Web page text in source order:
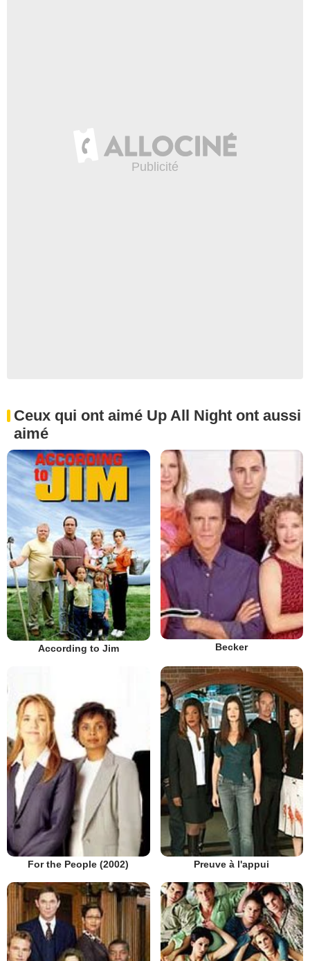
Ceux qui ont aimé Up All Night ont aussi
aimé
According to Jim Becker
For the People (2002) Preuve à l'appui